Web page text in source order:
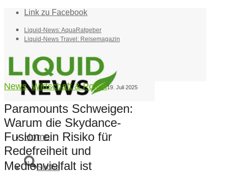
Link zu Facebook
Liquid-News: AquaRatgeber
Liquid-News Travel: Reisemagazin
Home
Suche
News,Wirtschaft & Politik19. Juli 2025
Paramounts Schweigen:
Warum die Skydance-
Fusion ein Risiko für
Redefreiheit und
Medienvielfalt ist